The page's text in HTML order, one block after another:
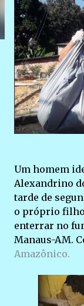
Um homem
Alexandrino
tarde de
o próprio
enterrar no
Manaus-AM.
Amazônico.